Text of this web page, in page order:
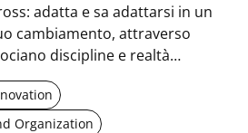
adatta e sa adattarsi in un
cambiamento, attraverso
discipline e realtà
collegamenti tra mondi
l’organizzazione in
Organization